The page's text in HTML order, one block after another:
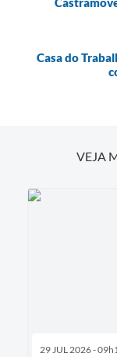
Casa do
VEJA
29 JUL 2026 -